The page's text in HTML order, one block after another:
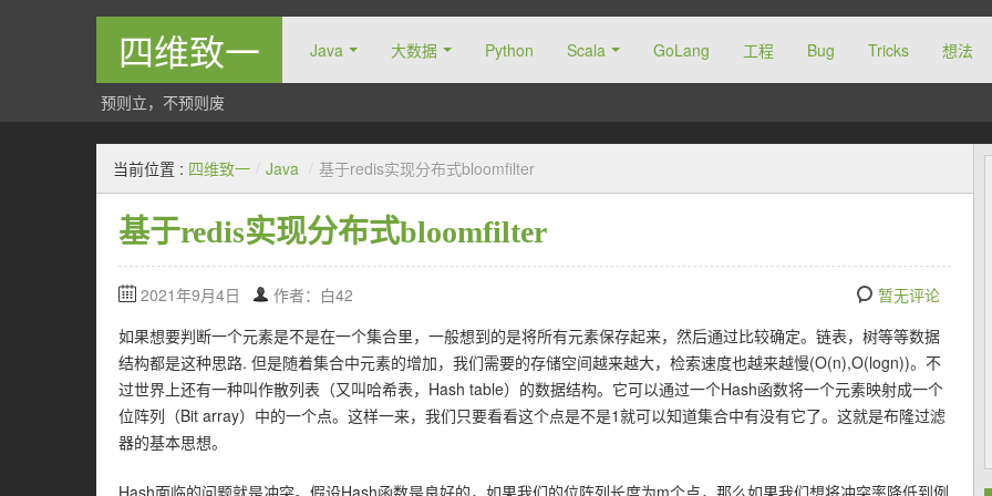
四维致一 Java 大数据 Python Scala GoLang 工程 Bug Tricks 想法
预则立，不预则废
当前位置 : 四维致一 / Java / 基于redis实现分布式bloomfilter
基于redis实现分布式bloomfilter
2021年9月4日 作者：白42
暂无评论
如果想要判断一个元素是不是在一个集合里，一般想到的是将所有元素保存起来，然后通过比较确定。链表，树等等数据
结构都是这种思路. 但是随着集合中元素的增加，我们需要的存储空间越来越大，检索速度也越来越慢(O(n),O(logn))。不
过世界上还有一种叫作散列表（又叫哈希表，Hash table）的数据结构。它可以通过一个Hash函数将一个元素映射成一个
位阵列（Bit array）中的一个点。这样一来，我们只要看看这个点是不是1就可以知道集合中有没有它了。这就是布隆过滤
器的基本思想。
Hash面临的问题就是冲突。假设Hash函数是良好的，如果我们的位阵列长度为m个点，那么如果我们想将冲突率降低到例